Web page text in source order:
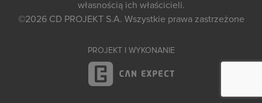
własnością ich właścicieli.
©2026 CD PROJEKT S.A. Wszystkie prawa zastrzeżone
PROJEKT I WYKONANIE